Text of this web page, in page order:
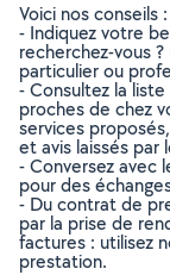
Voici nos conseils :
- Indiquez votre
recherchez-vous
particulier ou
- Consultez la
proches de chez
services
et avis laissés par
- Conversez avec
pour des
- Du contrat de
par la prise de
factures : utilisez
prestation.